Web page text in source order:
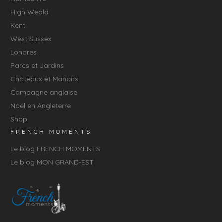
High Weald
Kent
West Sussex
Londres
Parcs et Jardins
Châteaux et Manoirs
Campagne anglaise
Noël en Angleterre
Shop
FRENCH MOMENTS
Le blog FRENCH MOMENTS
Le blog MON GRAND-EST